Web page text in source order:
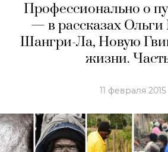
Профессионально о
— в рассказах
Шангри-Ла, Новую
жизни.
11 февраля 2015